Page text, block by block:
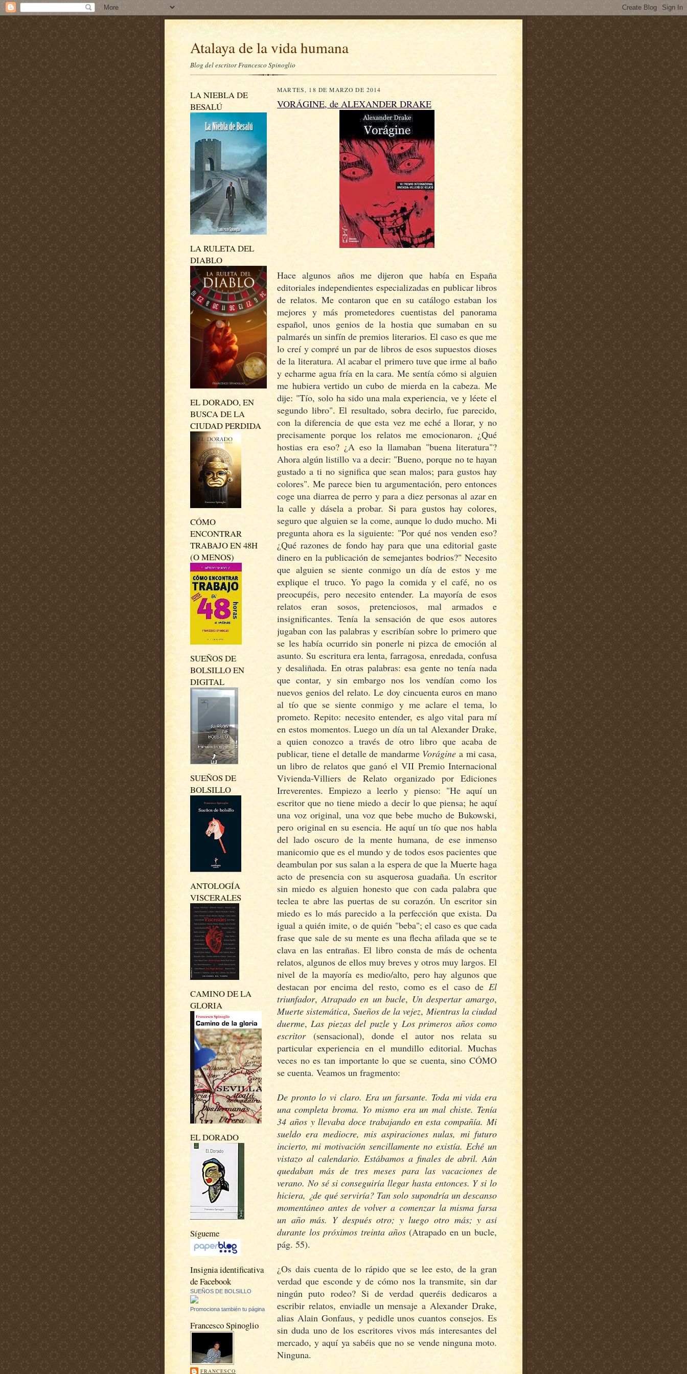
Atalaya de la vida humana
Blog del escritor Francesco Spinoglio
LA NIEBLA DE
BESALÚ
LA RULETA DEL
DIABLO
EL DORADO, EN
BUSCA DE LA
CIUDAD PERDIDA
CÓMO
ENCONTRAR
TRABAJO EN 48H
(O MENOS)
SUEÑOS DE
BOLSILLO EN
DIGITAL
SUEÑOS DE
BOLSILLO
ANTOLOGÍA
VISCERALES
CAMINO DE LA
GLORIA
EL DORADO
Sígueme
Insignia identificativa
de Facebook
SUEÑOS DE BOLSILLO
Promociona también tu página
Francesco Spinoglio
FRANCESCO
MARTES, 18 DE MARZO DE 2014
VORÁGINE, de ALEXANDER DRAKE
Hace algunos años me dijeron que había en España
editoriales independientes especializadas en publicar libros
de relatos. Me contaron que en su catálogo estaban los
mejores y más prometedores cuentistas del panorama
español, unos genios de la hostia que sumaban en su
palmarés un sinfín de premios literarios. El caso es que me
lo creí y compré un par de libros de esos supuestos dioses
de la literatura. Al acabar el primero tuve que irme al baño
y echarme agua fría en la cara. Me sentía cómo si alguien
me hubiera vertido un cubo de mierda en la cabeza. Me
dije: "Tío, solo ha sido una mala experiencia, ve y léete el
segundo libro". El resultado, sobra decirlo, fue parecido,
con la diferencia de que esta vez me eché a llorar, y no
precisamente porque los relatos me emocionaron. ¿Qué
hostias era eso? ¿A eso la llamaban "buena literatura"?
Ahora algún listillo va a decir: "Bueno, porque no te hayan
gustado a ti no significa que sean malos; para gustos hay
colores". Me parece bien tu argumentación, pero entonces
coge una diarrea de perro y para a diez personas al azar en
la calle y dásela a probar. Si para gustos hay colores,
seguro que alguien se la come, aunque lo dudo mucho. Mi
pregunta ahora es la siguiente: "Por qué nos venden eso?
¿Qué razones de fondo hay para que una editorial gaste
dinero en la publicación de semejantes bodrios?" Necesito
que alguien se siente conmigo un día de estos y me
explique el truco. Yo pago la comida y el café, no os
preocupéis, pero necesito entender. La mayoría de esos
relatos eran sosos, pretenciosos, mal armados e
insignificantes. Tenía la sensación de que esos autores
jugaban con las palabras y escribían sobre lo primero que
se les había ocurrido sin ponerle ni pizca de emoción al
asunto. Su escritura era lenta, farragosa, enredada, confusa
y desaliñada. En otras palabras: esa gente no tenía nada
que contar, y sin embargo nos los vendían como los
nuevos genios del relato. Le doy cincuenta euros en mano
al tío que se siente conmigo y me aclare el tema, lo
prometo. Repito: necesito entender, es algo vital para mí
en estos momentos. Luego un día un tal Alexander Drake,
a quien conozco a través de otro libro que acaba de
publicar, tiene el detalle de mandarme Vorágine a mi casa,
un libro de relatos que ganó el VII Premio Internacional
Vivienda-Villiers de Relato organizado por Ediciones
Irreverentes. Empiezo a leerlo y pienso: "He aquí un
escritor que no tiene miedo a decir lo que piensa; he aquí
una voz original, una voz que bebe mucho de Bukowski,
pero original en su esencia. He aquí un tío que nos habla
del lado oscuro de la mente humana, de ese inmenso
manicomio que es el mundo y de todos esos pacientes que
deambulan por sus salan a la espera de que la Muerte haga
acto de presencia con su asquerosa guadaña. Un escritor
sin miedo es alguien honesto que con cada palabra que
teclea te abre las puertas de su corazón. Un escritor sin
miedo es lo más parecido a la perfección que exista. Da
igual a quién imite, o de quién "beba"; el caso es que cada
frase que sale de su mente es una flecha afilada que se te
clava en las entrañas. El libro consta de más de ochenta
relatos, algunos de ellos muy breves y otros muy largos. El
nivel de la mayoría es medio/alto, pero hay algunos que
destacan por encima del resto, como es el caso de El
triunfador,Atrapado en un bucle, Un despertar amargo,
Muerte sistemática, Sueños de la vejez,Mientras la ciudad
duerme,Las piezas del puzley Los primeros años como
escritor(sensacional), donde el autor nos relata su
particular experiencia en el mundillo editorial. Muchas
veces no es tan importante lo que se cuenta, sino CÓMO
se cuenta. Veamos un fragmento:
De pronto lo vi claro. Era un farsante. Toda mi vida era
una completa broma. Yo mismo era un mal chiste. Tenía
34 años y llevaba doce trabajando en esta compañía. Mi
sueldo era mediocre, mis aspiraciones nulas, mi futuro
incierto, mi motivación sencillamente no existía. Eché un
vistazo al calendario. Estábamos a finales de abril. Aún
quedaban más de tres meses para las vacaciones de
verano. No sé si conseguiría llegar hasta entonces. Y si lo
hiciera, ¿de qué serviría? Tan solo supondría un descanso
momentáneo antes de volver a comenzar la misma farsa
un año más. Y después otro; y luego otro más; y así
durante los próximos treinta años(Atrapado en un bucle,
pág. 55).
¿Os dais cuenta de lo rápido que se lee esto, de la gran
verdad que esconde y de cómo nos la transmite, sin dar
ningún puto rodeo? Si de verdad queréis dedicaros a
escribir relatos, enviadle un mensaje a Alexander Drake,
alias Alain Gonfaus, y pedidle unos cuantos consejos. Es
sin duda uno de los escritores vivos más interesantes del
mercado, y aquí ya sabéis que no se vende ninguna moto.
Ninguna.